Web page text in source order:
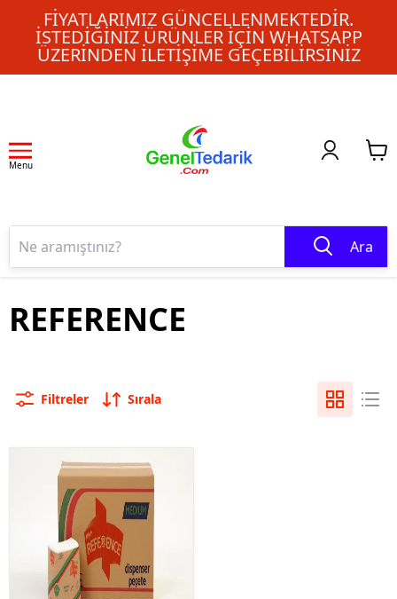
FIYATLARIMIZ GÜNCELLENMEKTEDIR.
İSTEDIĞINIZ ÜRÜNLER IÇIN WHATSAPP
ÜZERINDEN ILETIŞIME GEÇEBILIRSINIZ
Menu
Ara
REFERENCE
Filtreler Sırala